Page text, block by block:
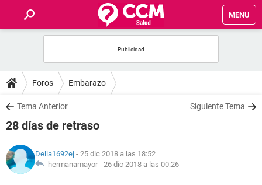
MENU
FOROS
SALUD
NUTRICIÓN
Foros Embarazo
Tema Anterior Siguiente Tema
28 días de retraso
Delia1692ej - 25 dic 2018 a las 18:52
hermanamayor - 26 dic 2018 a las 00:26